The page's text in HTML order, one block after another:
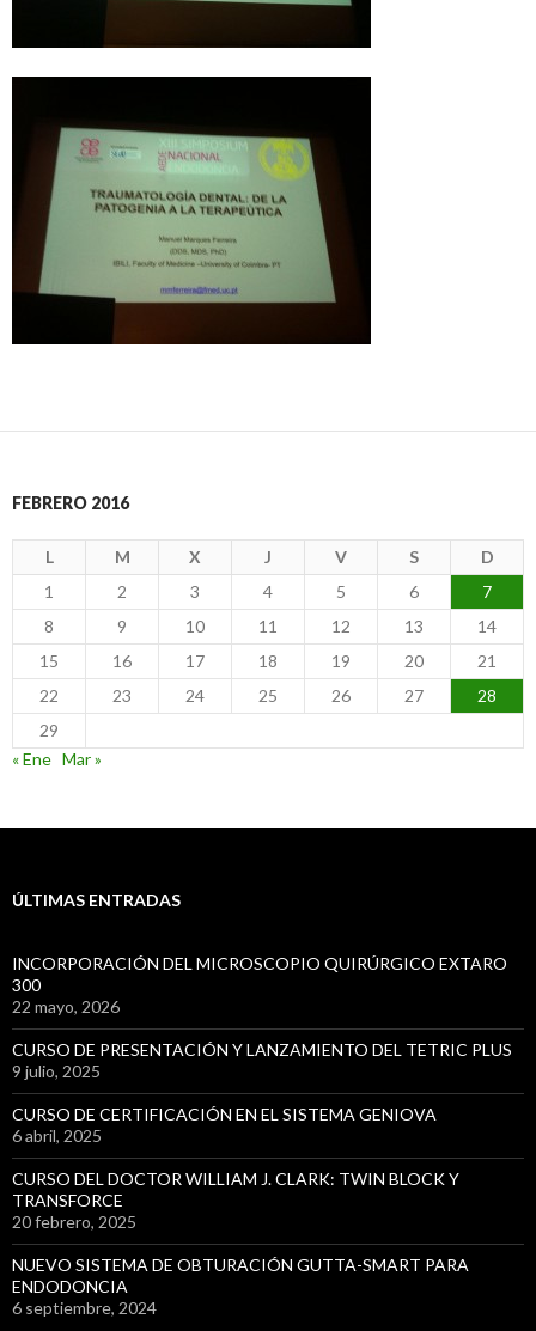
FEBRERO 2016
L M X J V S
D
1
2 3 4 5 6
7
8
9 10 11 12 13
14
15
16 17 18 19 20
21
22
23 24 25 26 27
28
29
« Ene Mar »
ÚLTIMAS ENTRADAS
INCORPORACIÓN DEL MICROSCOPIO QUIRÚRGICO EXTARO
300
22 mayo, 2026
CURSO DE PRESENTACIÓN Y LANZAMIENTO DEL TETRIC PLUS
9 julio, 2025
CURSO DE CERTIFICACIÓN EN EL SISTEMA GENIOVA
6 abril, 2025
CURSO DEL DOCTOR WILLIAM J. CLARK: TWIN BLOCK Y
TRANSFORCE
20 febrero, 2025
NUEVO SISTEMA DE OBTURACIÓN GUTTA-SMART PARA
ENDODONCIA
6 septiembre, 2024